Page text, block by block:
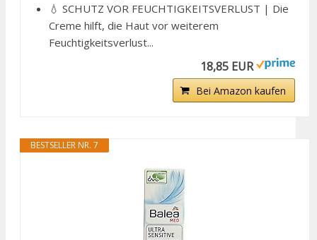
💧 SCHUTZ VOR FEUCHTIGKEITSVERLUST | Die
Creme hilft, die Haut vor weiterem
Feuchtigkeitsverlust...
18,85 EUR
Bei Amazon kaufen
BESTSELLER NR. 7